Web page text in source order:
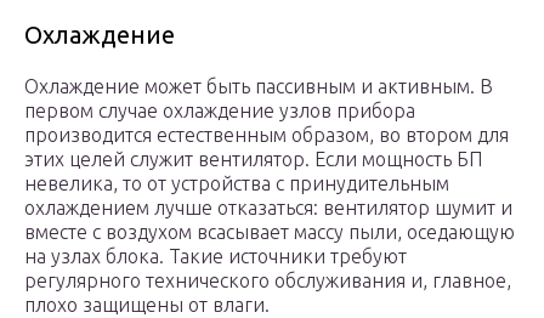
Охлаждение
Охлаждение может быть пассивным и активным. В
первом случае охлаждение узлов прибора
производится естественным образом, во втором для
этих целей служит вентилятор. Если мощность БП
невелика, то от устройства с принудительным
охлаждением лучше отказаться: вентилятор шумит и
вместе с воздухом всасывает массу пыли, оседающую
на узлах блока. Такие источники требуют
регулярного технического обслуживания и, главное,
плохо защищены от влаги.